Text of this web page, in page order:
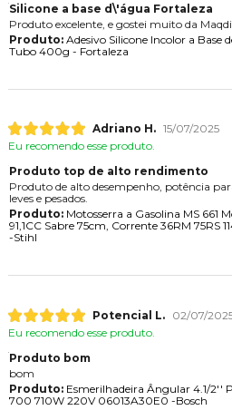
Silicone a base d\'água Fortaleza
Produto excelente, e gostei muito da
Produto:Adesivo Silicone Incolor a Base
Tubo 400g - Fortaleza
Adriano H. 15/07/2025
Eu recomendo esse produto.
Produto top de alto rendimento
Produto de alto desempenho, potência
leves e pesados.
Produto:Motosserra a Gasolina MS 661
91,1CC Sabre 75cm, Corrente 36RM 75RS
-Stihl
Potencial L.
02/07/
Eu recomendo esse produto.
Produto bom
bom
Produto:Esmerilhadeira Ângular 4.1/2''
700 710W 220V 06013A30E0 -Bosch